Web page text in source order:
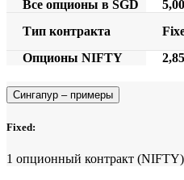
Все опционы в SGD
5,00
Тип контракта
Опционы NIFTY
2,85
Сингапур – примеры
Fixed:
1 опционный контракт